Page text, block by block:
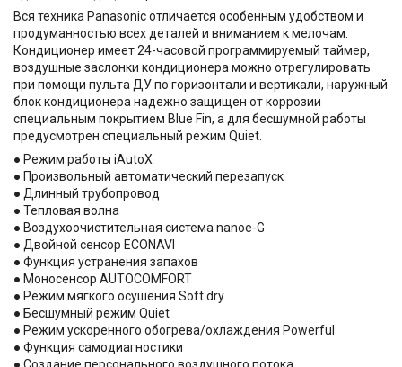
Вся техника Panasonic отличается особенным удобством и
продуманностью всех деталей и вниманием к мелочам.
Кондиционер имеет 24-часовой программируемый таймер,
воздушные заслонки кондиционера можно отрегулировать
при помощи пульта ДУ по горизонтали и вертикали, наружный
блок кондиционера надежно защищен от коррозии
специальным покрытием Blue Fin, а для бесшумной работы
предусмотрен специальный режим Quiet.
● Режим работы iAutoX
● Произвольный автоматический перезапуск
● Длинный трубопровод
● Тепловая волна
● Воздухоочистительная система nanoe-G
● Двойной сенсор ECONAVI
● Функция устранения запахов
● Моносенсор AUTOCOMFORT
● Режим мягкого осушения Soft dry
● Бесшумный режим Quiet
● Режим ускоренного обогрева/охлаждения Powerful
● Функция самодиагностики
● Создание персонального воздушного потока